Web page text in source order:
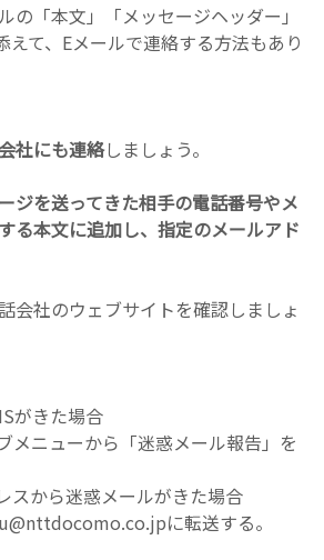
の「本文」「メッセージヘッダー」
えて、Eメールで連絡する方法もあり
社にも連絡しましょう。
ジを送ってきた相手の電話番号やメ
る本文に追加し、指定のメールアド
会社のウェブサイトを確認しましょ
がきた場合
メニューから「迷惑メール報告」を
スから迷惑メールがきた場合
に転送する。